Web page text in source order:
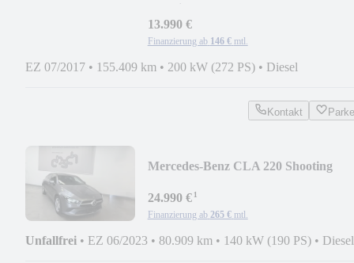
13.990 €
Finanzierung ab 146 € mtl.
EZ 07/2017 • 155.409 km • 200 kW (272 PS) • Diesel
Kontakt
Mercedes-Benz CLA 220 Shooting
24.990 €¹
Finanzierung ab 265 € mtl.
Unfallfrei • EZ 06/2023 • 80.909 km • 140 kW (190 PS) • Diesel